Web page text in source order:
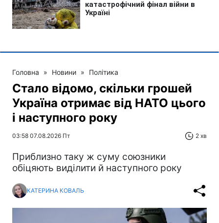
Головна » Новини » Політика
Стало відомо, скільки грошей
Україна отримає від НАТО цього
і наступного року
03:58 07.08.2026 Пт 2 хв
Приблизно таку ж суму союзники
обіцяють виділити й наступного року
КАТЕРИНА КОВАЛЬ